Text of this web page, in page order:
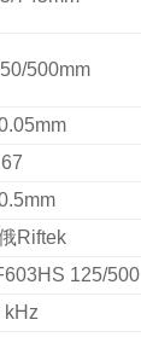
500mm
67
Riftek
125/500
kHz